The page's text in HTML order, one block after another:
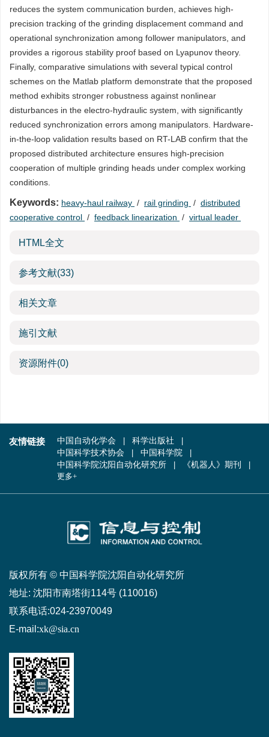
reduces the system communication burden, achieves high-
precision tracking of the grinding displacement command and
operational synchronization among follower manipulators, and
provides a rigorous stability proof based on Lyapunov theory.
Finally, comparative simulations with several typical control
schemes on the Matlab platform demonstrate that the proposed
method exhibits stronger robustness against nonlinear
disturbances in the electro-hydraulic system, with significantly
reduced synchronization errors among manipulators. Hardware-
in-the-loop validation results based on RT-LAB confirm that the
proposed distributed architecture ensures high-precision
cooperation of multiple grinding heads under complex working
conditions.
Keywords: heavy-haul railway / rail grinding / distributed
cooperative control / feedback linearization / virtual leader
HTML全文
参考文献(33)
相关文章
施引文献
资源附件(0)
友情链接 中国自动化学会
科学出版社
中国科学技术协会
中国科学院
中国科学院沈阳自动化研究所
《机器人》期刊
更多+
版权所有 © 中国科学院沈阳自动化研究所
地址: 沈阳市南塔街114号 (110016)
联系电话:024-23970049
E-mail:xk@sia.cn